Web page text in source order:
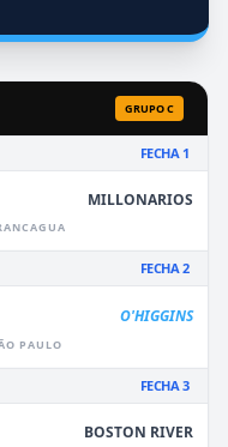
GRUPO C
FECHA 1
MILLONARIOS
FECHA 2
O'HIGGINS
PAULO
FECHA 3
BOSTON RIVER